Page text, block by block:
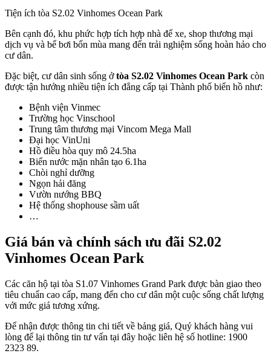
Tiện ích tòa S2.02 Vinhomes Ocean Park
Bên cạnh đó, khu phức hợp tích hợp nhà để xe, shop thương mại
dịch vụ và bể bơi bốn mùa mang đến trải nghiệm sống hoàn hảo cho
cư dân.
Đặc biệt, cư dân sinh sống ởtòa S2.02 Vinhomes Ocean Park còn
được tận hưởng nhiều tiện ích đẳng cấp tại Thành phố biển hồ như:
Bệnh viện Vinmec
Trường học Vinschool
Trung tâm thương mại Vincom Mega Mall
Đại học VinUni
Hồ điều hòa quy mô 24.5ha
Biển nước mặn nhân tạo 6.1ha
Chòi nghỉ dưỡng
Ngọn hải đăng
Vườn nướng BBQ
Hệ thống shophouse sầm uất
…
Giá bán và chính sách ưu đãi S2.02
Vinhomes Ocean Park
Các căn hộ tại tòa S1.07 Vinhomes Grand Park được bàn giao theo
tiêu chuẩn cao cấp, mang đến cho cư dân một cuộc sống chất lượng
với mức giá tương xứng.
Để nhận được thông tin chi tiết về bảng giá, Quý khách hàng vui
lòng để lại thông tin tư vấn tại đây hoặc liên hệ số hotline: 1900
2323 89.